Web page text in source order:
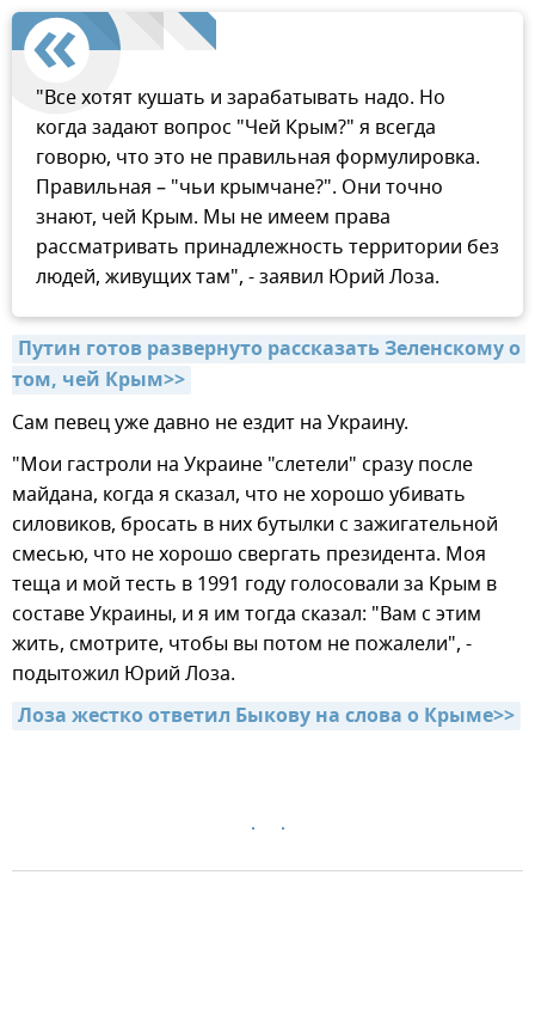
"Все хотят кушать и зарабатывать надо. Но
когда задают вопрос "Чей Крым?" я всегда
говорю, что это не правильная формулировка.
Правильная – "чьи крымчане?". Они точно
знают, чей Крым. Мы не имеем права
рассматривать принадлежность территории без
людей, живущих там", - заявил Юрий Лоза.
Путин готов развернуто рассказать Зеленскому о
том, чей Крым>>
Сам певец уже давно не ездит на Украину.
"Мои гастроли на Украине "слетели" сразу после
майдана, когда я сказал, что не хорошо убивать
силовиков, бросать в них бутылки с зажигательной
смесью, что не хорошо свергать президента. Моя
теща и мой тесть в 1991 году голосовали за Крым в
составе Украины, и я им тогда сказал: "Вам с этим
жить, смотрите, чтобы вы потом не пожалели", -
подытожил Юрий Лоза.
Лоза жестко ответил Быкову на слова о Крыме>>